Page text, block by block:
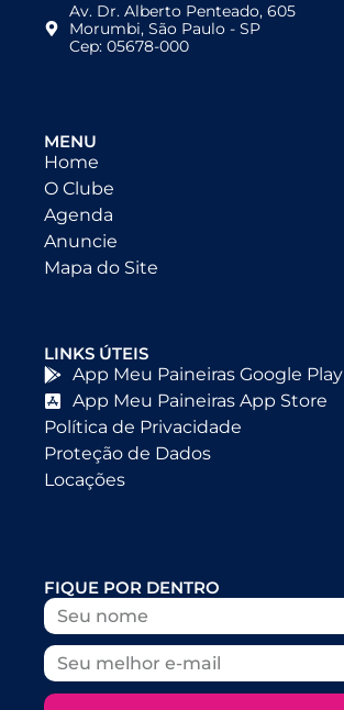
Av. Dr. Alberto Penteado, 605
Morumbi, São Paulo - SP
Cep: 05678-000
MENU
Home
O Clube
Agenda
Anuncie
Mapa do Site
LINKS ÚTEIS
App Meu Paineiras Google Play
App Meu Paineiras App Store
Política de Privacidade
Proteção de Dados
Locações
FIQUE POR DENTRO